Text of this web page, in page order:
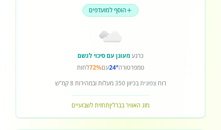
הוסף למועדפים
כרגעמעונן עם סיכוי לגשם
טמפרטורה24°עם72%לחות
רוחצפוניתבכיוון350מעלות ובמהירות8קמ"ש
מזג האוויר בברליןתחזית לשבועיים